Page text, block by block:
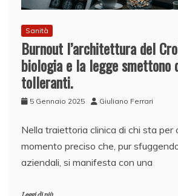
Sanità
Burnout l’architettura del
biologia e la legge smettono
tolleranti.
5 Gennaio 2025 Giuliano Ferrari
Nella traiettoria clinica di chi sta per
momento preciso che, pur
aziendali, si manifesta con una